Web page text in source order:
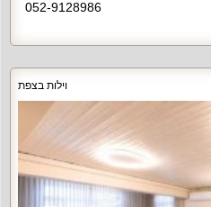
052-9128986
וילות בצפת